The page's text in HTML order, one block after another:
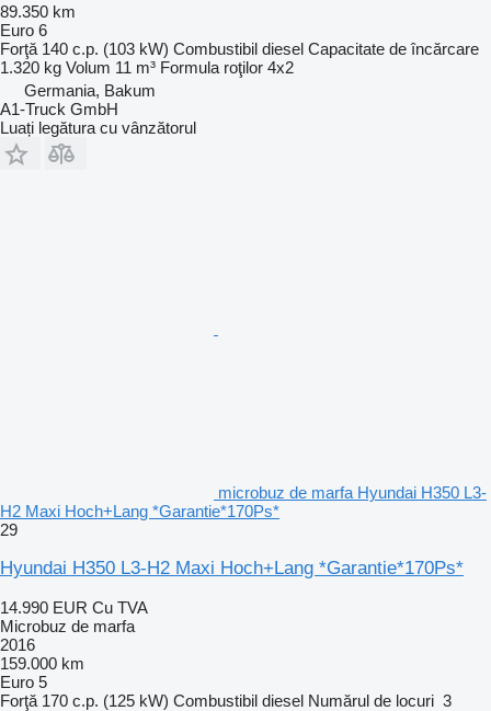
89.350 km
Euro 6
Forţă 140 c.p. (103 kW) Combustibil diesel Capacitate de încărcare
1.320 kg Volum 11 m³ Formula roţilor 4x2
Germania, Bakum
A1-Truck GmbH
Luați legătura cu vânzătorul
microbuz de marfa Hyundai H350 L3-
H2 Maxi Hoch+Lang *Garantie*170Ps*
29
Hyundai H350 L3-H2 Maxi Hoch+Lang *Garantie*170Ps*
14.990 EUR Cu TVA
Microbuz de marfa
2016
159.000 km
Euro 5
Forţă 170 c.p. (125 kW) Combustibil diesel Numărul de locuri 3